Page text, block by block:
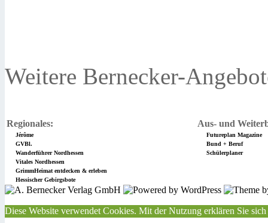
Weitere Bernecker-
Regionales: Aus- und
Jérôme
Futureplan Magazine
GVBl.
Bund + Beruf
Wanderführer Nordhessen
Schülerplaner
Vitales Nordhessen
GrimmHeimat entdecken & erleben
Hessischer Gebirgsbote
Diese Website verwendet Cookies. Mit der Nutzung erklären Sie